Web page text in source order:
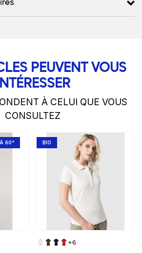
PEUVENT VOUS
INTÉRESSER
À CELUI QUE VOUS
CONSULTEZ
60° BIO
+6
Go to product page